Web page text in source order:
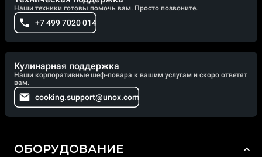
Наши техники готовы помочь вам. Просто позвоните.
+7 499 7020 014
Кулинарная поддержка
Наши корпоративные шеф-повара к вашим услугам и скоро ответят
вам.
cooking.support@unox.com
ОБОРУДОВАНИЕ